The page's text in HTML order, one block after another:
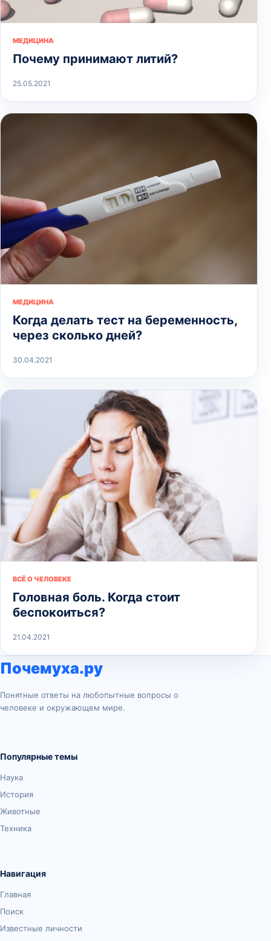
МЕДИЦИНА
Почему принимают литий?
25.05.2021
МЕДИЦИНА
Когда делать тест на беременность,
через сколько дней?
30.04.2021
ВСЁ О ЧЕЛОВЕКЕ
Головная боль. Когда стоит
беспокоиться?
21.04.2021
Почемуха.ру
Понятные ответы на любопытные вопросы о
человеке и окружающем мире.
Популярные темы
Наука
История
Животные
Техника
Навигация
Главная
Поиск
Известные личности